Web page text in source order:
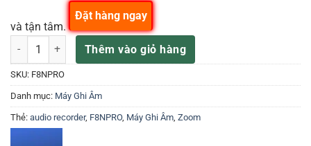
và tận tâm.
Zoom F8n Pro Máy ghi âm đa kênh chuyên nghiệp số lượng
Thêm vào giỏ hàng
Đặt hàng ngay
SKU: F8NPRO
Danh mục: Máy Ghi Âm
Thẻ: audio recorder, F8NPRO, Máy Ghi Âm, Zoom